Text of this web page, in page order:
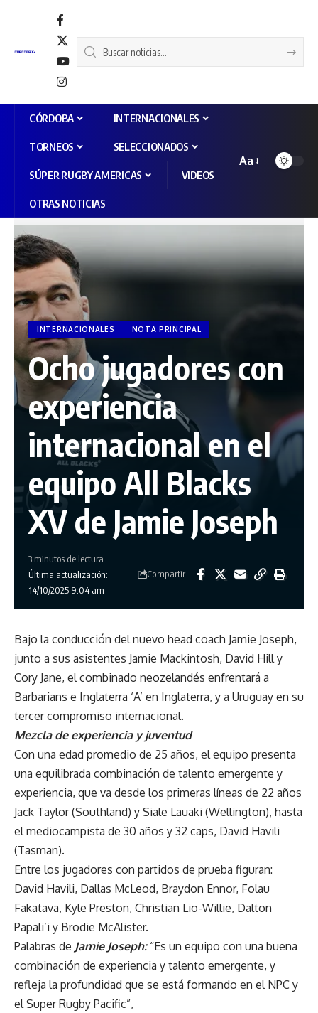
CÓRDOBA INTERNACIONALES
TORNEOS SELECCIONADOS
SÚPER RUGBY AMERICAS VIDEOS
OTRAS NOTICIAS
Aa
INTERNACIONALES NOTA PRINCIPAL
Ocho jugadores con
experiencia
internacional en el
equipo All Blacks
XV de Jamie Joseph
Última actualización:
14/10/2025 9:04 am
3 minutos de lectura
Compartir
Bajo la conducción del nuevo head coach Jamie Joseph,
junto a sus asistentes Jamie Mackintosh, David Hill y
Cory Jane, el combinado neozelandés enfrentará a
Barbarians e Inglaterra ‘A’ en Inglaterra, y a Uruguay en su
tercer compromiso internacional.
Mezcla de experiencia y juventud
Con una edad promedio de 25 años, el equipo presenta
una equilibrada combinación de talento emergente y
experiencia, que va desde los primeras líneas de 22 años
Jack Taylor (Southland) y Siale Lauaki (Wellington), hasta
el mediocampista de 30 años y 32 caps, David Havili
(Tasman).
Entre los jugadores con partidos de prueba figuran:
David Havili, Dallas McLeod, Braydon Ennor, Folau
Fakatava, Kyle Preston, Christian Lio-Willie, Dalton
Papali’i y Brodie McAlister.
Palabras de Jamie Joseph:“Es un equipo con una buena
combinación de experiencia y talento emergente, y
refleja la profundidad que se está formando en el NPC y
el Super Rugby Pacific”,